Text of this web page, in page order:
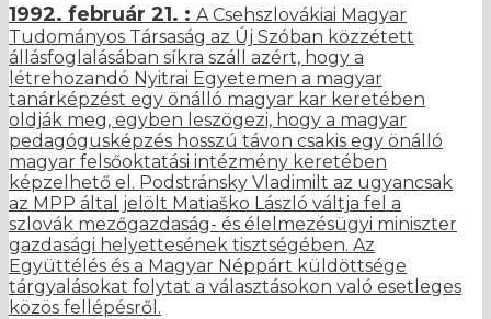
1992. február 21. : A Csehszlovákiai Magyar
Tudományos Társaság az Új Szóban közzétett
állásfoglalásában síkra száll azért, hogy a
létrehozandó Nyitrai Egyetemen a magyar
tanárképzést egy önálló magyar kar keretében
oldják meg, egyben leszögezi, hogy a magyar
pedagógusképzés hosszú távon csakis egy önálló
magyar felsőoktatási intézmény keretében
képzelhető el. Podstránsky Vladimilt az ugyancsak
az MPP által jelölt Matiaško László váltja fel a
szlovák mezőgazdaság- és élelmezésügyi miniszter
gazdasági helyettesének tisztségében. Az
Együttélés és a Magyar Néppárt küldöttsége
tárgyalásokat folytat a választásokon való esetleges
közös fellépésről.